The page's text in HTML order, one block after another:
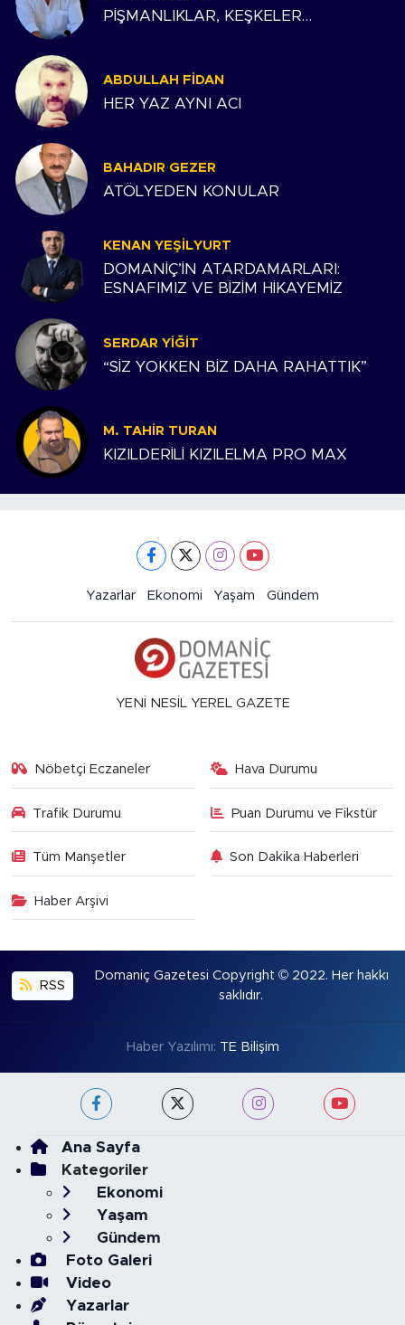
PİŞMANLIKLAR, KEŞKELER…
ABDULLAH FIDAN
HER YAZ AYNI ACI
BAHADIR GEZER
ATÖLYEDEN KONULAR
KENAN YEŞILYURT
DOMANİÇ’İN ATARDAMARLARI:
ESNAFIMIZ VE BİZİM HİKAYEMİZ
SERDAR YIĞIT
“SİZ YOKKEN BİZ DAHA RAHATTIK”
M. TAHIR TURAN
KIZILDERİLİ KIZILELMA PRO MAX
Yazarlar Ekonomi Yaşam Gündem
YENİ NESİL YEREL GAZETE
Nöbetçi Eczaneler Hava Durumu
Trafik Durumu Puan Durumu ve Fikstür
Tüm Manşetler Son Dakika Haberleri
Haber Arşivi
RSS
Domaniç Gazetesi Copyright © 2022. Her hakkı
saklıdır.
Haber Yazılımı: TE Bilişim
Ana Sayfa
Kategoriler
Ekonomi
Yaşam
Gündem
Foto Galeri
Video
Yazarlar